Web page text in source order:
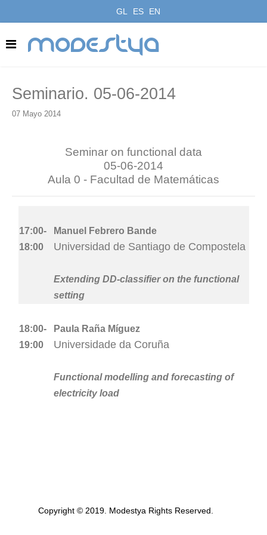
GL ES EN
modestya
Seminario. 05-06-2014
07 Mayo 2014
Seminar on functional data
05-06-2014
Aula 0 - Facultad de Matemáticas
17:00-
18:00
Manuel Febrero Bande
Universidad de Santiago de Compostela
Extending DD-classifier on the functional
setting
18:00-
19:00
Paula Raña Míguez
Universidade da Coruña
Functional modelling and forecasting of
electricity load
Copyright © 2019. Modestya Rights Reserved.